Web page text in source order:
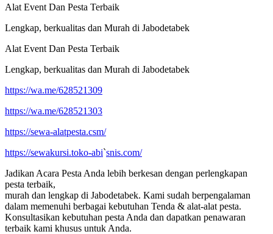
Alat Event Dan Pesta Terbaik
Lengkap, berkualitas dan Murah di Jabodetabek
Alat Event Dan Pesta Terbaik
Lengkap, berkualitas dan Murah di Jabodetabek
https://wa.me/628521309
https://wa.me/628521303
https://sewa-alatpesta.csm/
https://sewakursi.toko-abi`snis.com/
Jadikan Acara Pesta Anda lebih berkesan dengan perlengkapan
pesta terbaik,
murah dan lengkap di Jabodetabek. Kami sudah berpengalaman
dalam memenuhi berbagai kebutuhan Tenda & alat-alat pesta.
Konsultasikan kebutuhan pesta Anda dan dapatkan penawaran
terbaik kami khusus untuk Anda.